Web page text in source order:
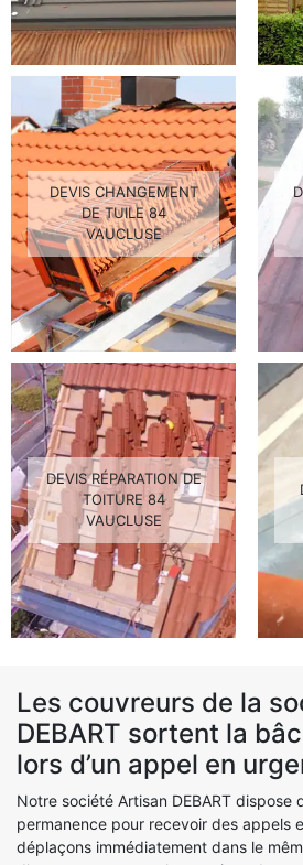
DEVIS CHANGEMENT
DE TUILE 84
VAUCLUSE
DEVIS RÉPARATION DE
TOITURE 84
VAUCLUSE
Les couvreurs de la
DEBART sortent la
lors d’un appel en
Notre société Artisan DEBART dispose
permanence pour recevoir des appels
déplaçons immédiatement dans le